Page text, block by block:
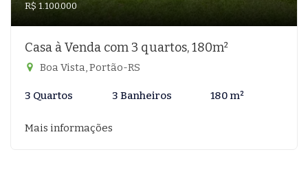
R$ 1.100.000
Casa à Venda com 3 quartos, 180m²
Boa Vista, Portão-RS
3 Quartos 3 Banheiros 180 m²
Mais informações